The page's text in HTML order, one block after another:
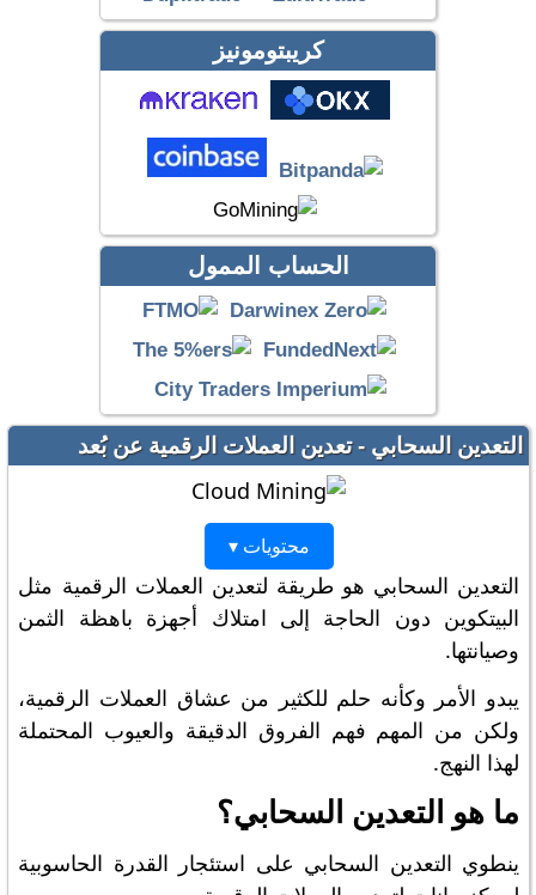
كريبتومونيز
الحساب الممول
التعدين السحابي - تعدين العملات الرقمية عن بُعد
محتويات ▾
التعدين السحابي هو طريقة لتعدين العملات الرقمية مثل
البيتكوين دون الحاجة إلى امتلاك أجهزة باهظة الثمن
وصيانتها.
يبدو الأمر وكأنه حلم للكثير من عشاق العملات الرقمية،
ولكن من المهم فهم الفروق الدقيقة والعيوب المحتملة
لهذا النهج.
ما هو التعدين السحابي؟
ينطوي التعدين السحابي على استئجار القدرة الحاسوبية